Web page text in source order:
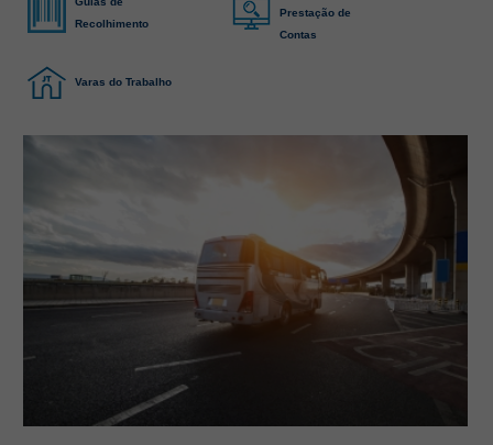
Recolhimento
Prestação de
Contas
Varas do Trabalho